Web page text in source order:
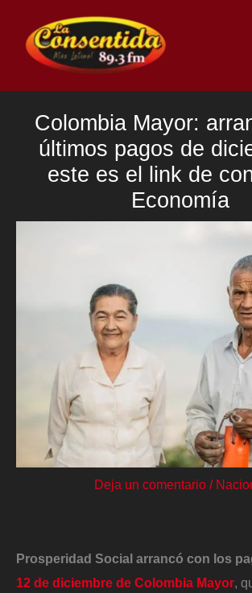
contenido
Colombia Mayor:
últimos pagos de
este es el link de
Economía
Deja un comentario /
Prosperidad Social arrancó con los
12 de diciembre de Colombia Mayor,